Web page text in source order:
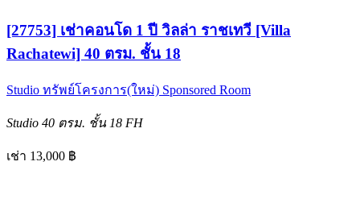
[27753] เช่าคอนโด 1 ปี วิลล่า ราชเทวี [Villa
Rachatewi] 40 ตรม. ชั้น 18
Studio ทรัพย์โครงการ(ใหม่) Sponsored Room
Studio 40 ตรม. ชั้น 18 FH
เช่า 13,000 ฿